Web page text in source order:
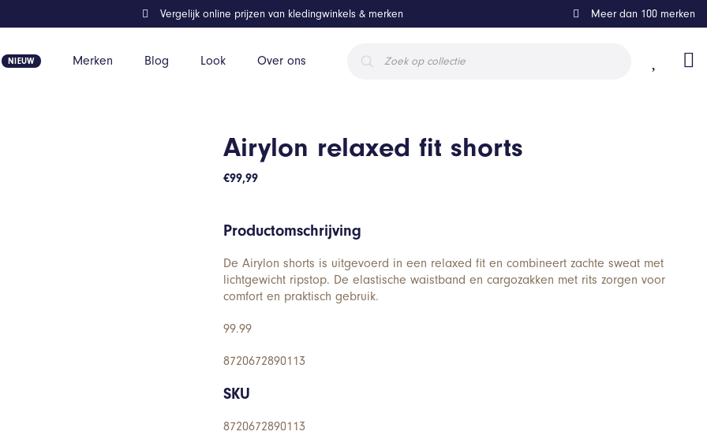
Merken Blog Look Over ons
zoeken
Vergelijk online prijzen van kledingwinkels & merken Meer dan 100 merken
Airylon relaxed fit shorts
€99,99
Productomschrijving
De Airylon shorts is uitgevoerd in een relaxed fit en combineert zachte sweat met
lichtgewicht ripstop. De elastische waistband en cargozakken met rits zorgen voor
comfort en praktisch gebruik.
99.99
8720672890113
SKU
8720672890113